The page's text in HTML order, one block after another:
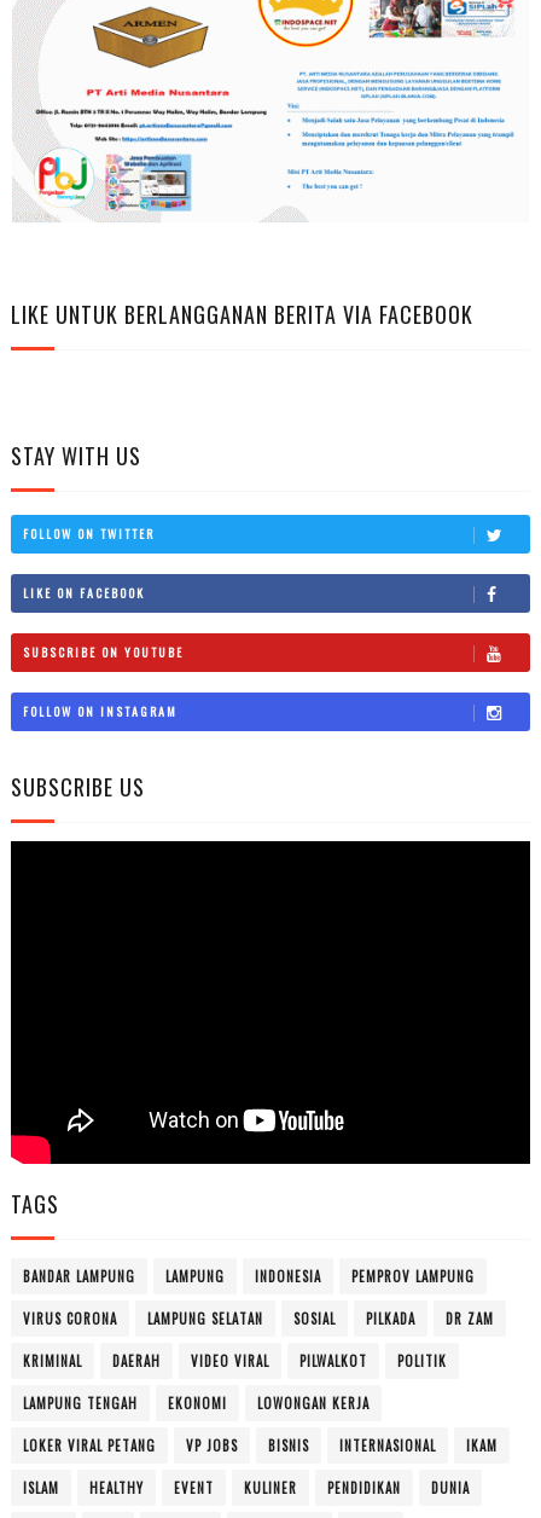
LIKE UNTUK BERLANGGANAN BERITA VIA FACEBOOK
STAY WITH US
FOLLOW ON TWITTER
LIKE ON FACEBOOK
SUBSCRIBE ON YOUTUBE
FOLLOW ON INSTAGRAM
SUBSCRIBE US
TAGS
BANDAR LAMPUNG LAMPUNG INDONESIA PEMPROV LAMPUNG
VIRUS CORONA LAMPUNG SELATAN SOSIAL PILKADA DR ZAM
KRIMINAL DAERAH VIDEO VIRAL PILWALKOT POLITIK
LAMPUNG TENGAH EKONOMI LOWONGAN KERJA
LOKER VIRAL PETANG VP JOBS BISNIS INTERNASIONAL IKAM
ISLAM HEALTHY EVENT KULINER PENDIDIKAN DUNIA